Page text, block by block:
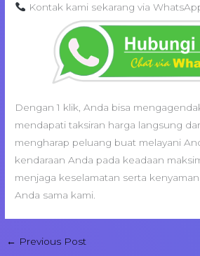
Kontak kami sekarang via
Dengan 1 klik, Anda bisa
mendapati taksiran harga langsung
mengharap peluang buat melayani
kendaraan Anda pada keadaan
menjaga keselamatan serta
Anda sama kami.
← Previous Post